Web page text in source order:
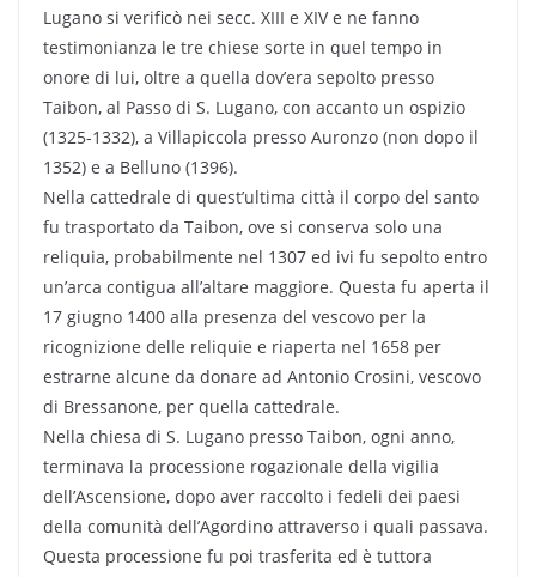
Lugano si verificò nei secc. XIII e XIV e ne fanno
testimonianza le tre chiese sorte in quel tempo in
onore di lui, oltre a quella dov’era sepolto presso
Taibon, al Passo di S. Lugano, con accanto un ospizio
(1325-1332), a Villapiccola presso Auronzo (non dopo il
1352) e a Belluno (1396).
Nella cattedrale di quest’ultima città il corpo del santo
fu trasportato da Taibon, ove si conserva solo una
reliquia, probabilmente nel 1307 ed ivi fu sepolto entro
un’arca contigua all’altare maggiore. Questa fu aperta il
17 giugno 1400 alla presenza del vescovo per la
ricognizione delle reliquie e riaperta nel 1658 per
estrarne alcune da donare ad Antonio Crosini, vescovo
di Bressanone, per quella cattedrale.
Nella chiesa di S. Lugano presso Taibon, ogni anno,
terminava la processione rogazionale della vigilia
dell’Ascensione, dopo aver raccolto i fedeli dei paesi
della comunità dell’Agordino attraverso i quali passava.
Questa processione fu poi trasferita ed è tuttora